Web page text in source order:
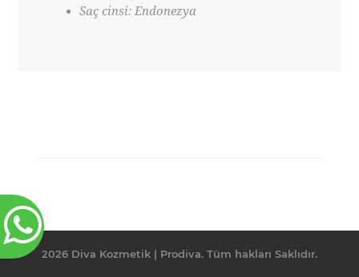
Saç cinsi: Endonezya
2026 Diva Kozmetik | Prodiva. Tüm hakları Saklıdır.